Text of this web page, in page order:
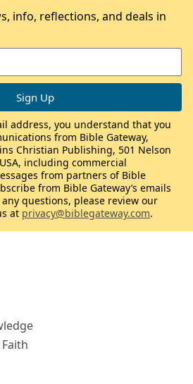
info, reflections, and deals in
address, you understand that you
from Bible Gateway,
Christian Publishing, 501 Nelson
including commercial
from partners of Bible
from Bible Gateway’s emails
questions, please review our
at privacy@biblegateway.com.